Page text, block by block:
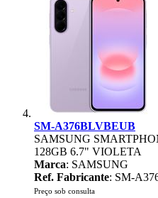
SM-A376BLVBEUB
SAMSUNG
128GB 6.7" VIOLETA
Marca: SAMSUNG
Ref. Fabricante: SM-
Preço sob consulta